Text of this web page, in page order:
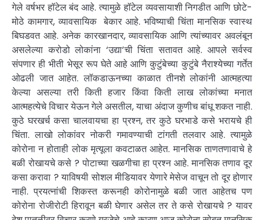
गेले वर्षभर हॉटेल बंद आहे. त्यामुळे हॉटेल व्यवसायाशी निगडीत आणि छोटे-
मोठे कामगार, व्यावसायिक बेकार आहे. भविष्याची चिंता मानसिक स्वास्थ
बिघडवत आहे. अनेक कारखानदार, व्यावसायिक आणि त्यांच्यावर अवलंबून
असलेल्या करोडो लोकांना ‘उद्या’ची चिंता सतावत आहे. आपले सर्वस्व
संपणार ही भीती भेसूर रूप घेते आहे आणि कुटुंबेच्या कुटुंबे नैराश्येच्या गर्तेत
ओढली जात आहेत. लॉकडाऊनच्या काळात तीनशे लोकांनी आत्महत्या
केल्या असल्या तरी किती हजार किंवा किती लाख लोकांच्या मनात
आत्महत्येचे विचार येऊन गेले असतील, याचा अंदाज कुणीच बांधू शकत नाही.
कुठे घरखर्च कसा चालवायचा हा प्रश्न, तर कुठे घरभाडे कसे भरायचे ही
चिंता. लाखो लोकांवर नोकरी गमावण्याची टांगती तलवार आहे. त्यामुळे
कोरोना न होताही लोक मृत्यूला कवटाळत आहेत. मानसिक ताणतणावाचे हे
बळी रोखायचे कसे ? पोटाच्या खळगीचा हा प्रश्न आहे. मानसिक तणाव दूर
कसा करावा ? याविषयी सोशल मीडियावर येणारे मेसेज वाचून तो दूर होणार
नाही. प्रयत्नांची शिकस्त करूनही कोरोनामुळे बळी जात आहेतच पण
कोरोना रोजीरोटी हिरावून बळी घेणार असेल तर ते कसे रोखायचे ? यावर